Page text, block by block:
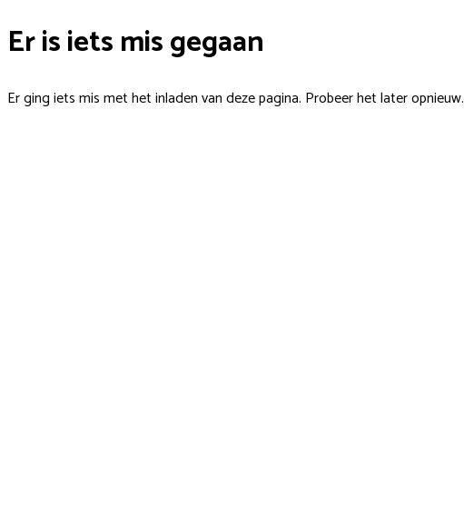
Er is iets mis gegaan
Er ging iets mis met het inladen van deze pagina. Probeer het later opnieuw.